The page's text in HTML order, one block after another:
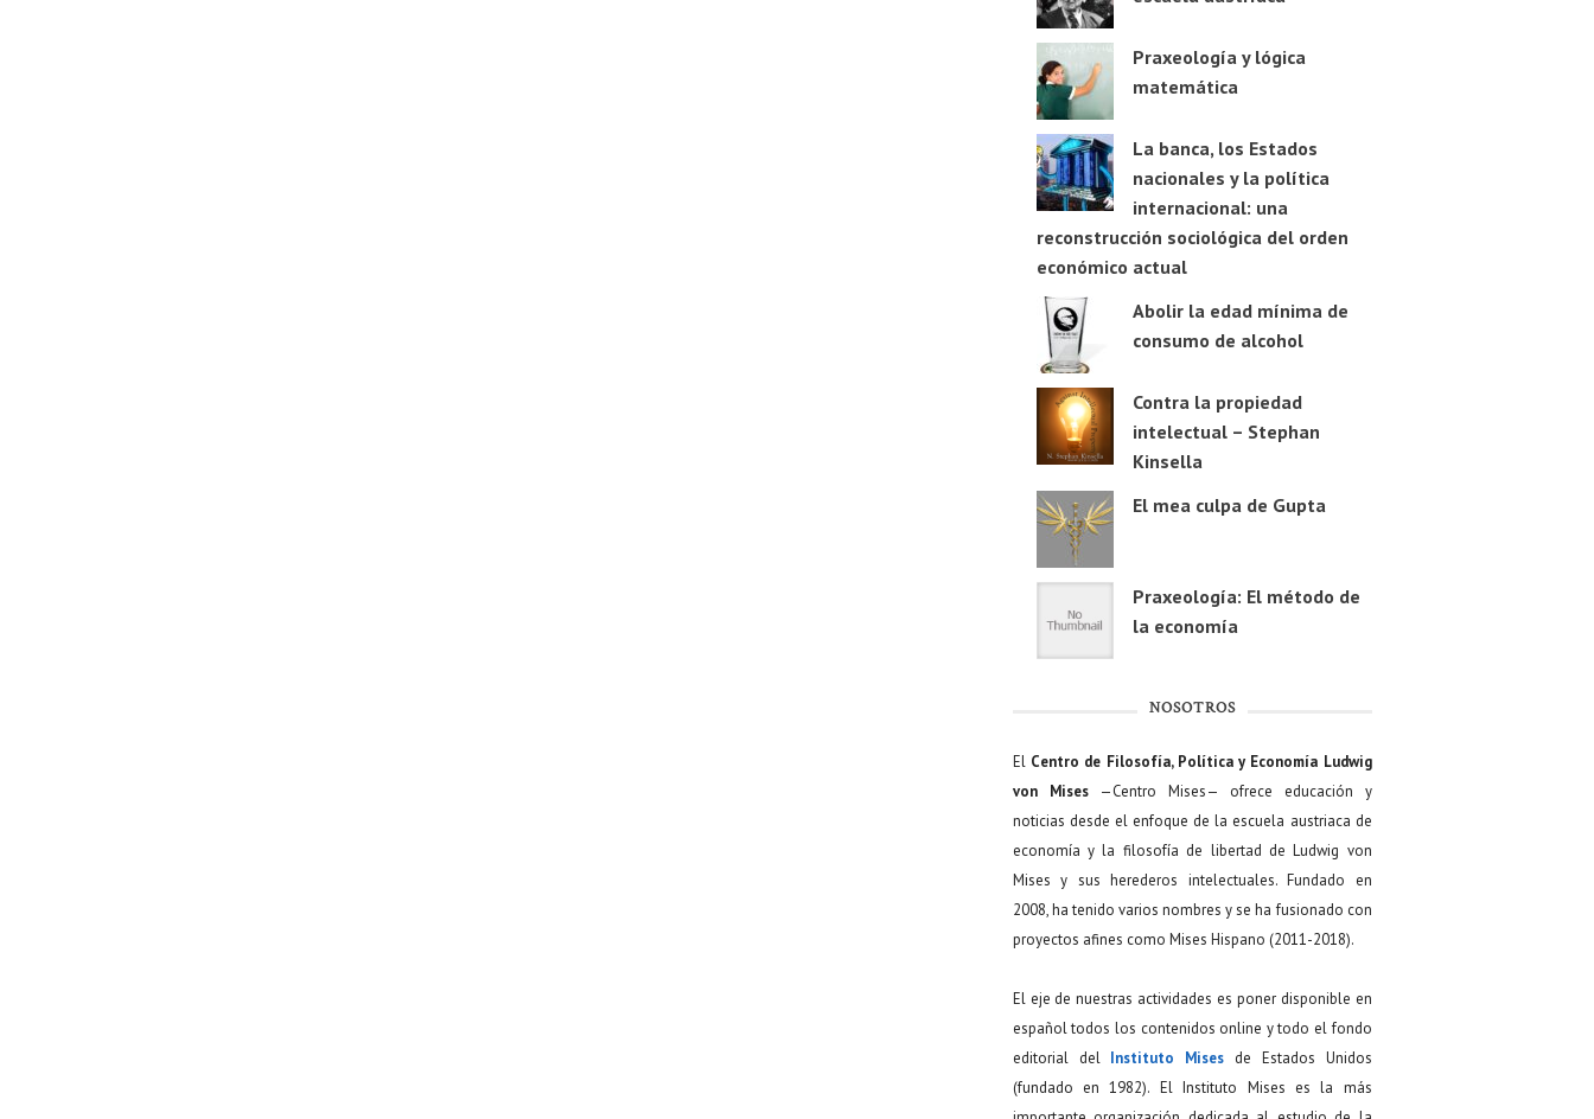
Praxeología y lógica
matemática
La banca, los Estados
nacionales y la política
internacional: una
reconstrucción sociológica del orden
económico actual
Abolir la edad mínima de
consumo de alcohol
Contra la propiedad
intelectual – Stephan
Kinsella
El mea culpa de Gupta
Praxeología: El método de
la economía
NOSOTROS
El Centro de Filosofía, Política y Economía Ludwig
von Mises—Centro Mises— ofrece educación y
noticias desde el enfoque de la escuela austriaca de
economía y la filosofía de libertad de Ludwig von
Mises y sus herederos intelectuales. Fundado en
2008, ha tenido varios nombres y se ha fusionado con
proyectos afines como Mises Hispano (2011-2018).
El eje de nuestras actividades es poner disponible en
español todos los contenidos online y todo el fondo
editorial del Instituto Mises de Estados Unidos
(fundado en 1982). El Instituto Mises es la más